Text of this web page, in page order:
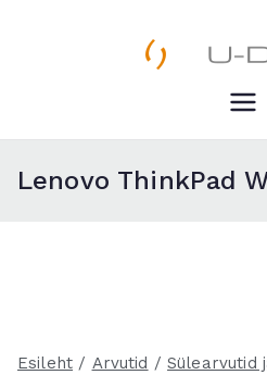
Lenovo ThinkPad
Esileht / Arvutid /Sülearvutid